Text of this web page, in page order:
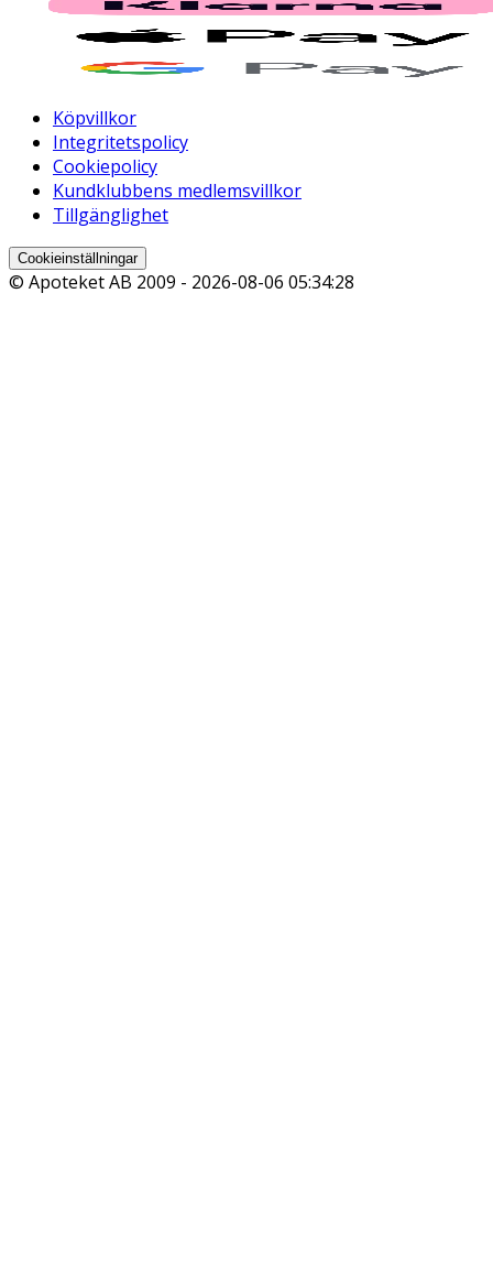
Köpvillkor
Integritetspolicy
Cookiepolicy
Kundklubbens medlemsvillkor
Tillgänglighet
Cookieinställningar
© Apoteket AB 2009 - 2026-08-06 05:34:28